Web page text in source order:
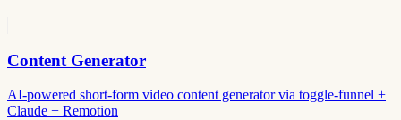
Content Generator
AI-powered short-form video content generator via toggle-funnel +
Claude + Remotion